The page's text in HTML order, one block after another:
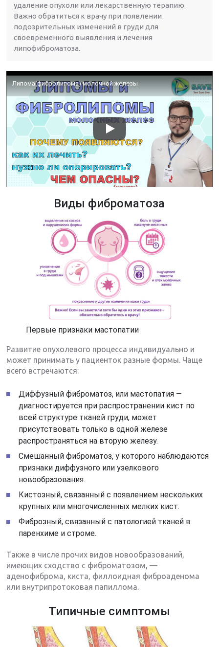
удаление опухоли или лекарственную терапию.
Важно обратиться к врачу при появлении
подозрительных изменений в груди для
своевременного выявления и лечения
липофиброматоза.
Липома(фибролипома) молочной железы
Виды фиброматоза
Первые признаки мастопатии
Развитие опухолевого процесса индивидуально и
может принимать у пациенток разные формы. Чаще
всего встречаются:
Диффузный фиброматоз, или мастопатия —
диагностируется при распространении кист по
всей структуре тканей груди, может
присутствовать только в одной железе
распространяться на вторую железу.
Смешанный фиброматоз, у которого наблюдаются
признаки диффузного или узелкового
новообразования.
Кистозный, связанный с появлением нескольких
крупных или многочисленных мелких кист.
Фиброзный, связанный с патологией тканей в
паренхиме и строме.
Также в числе прочих видов новообразований,
имеющих сходство с фиброматозом, —
аденофиброма, киста, филлоидная фиброаденома
или внутрипротоковая папиллома.
Типичные симптомы